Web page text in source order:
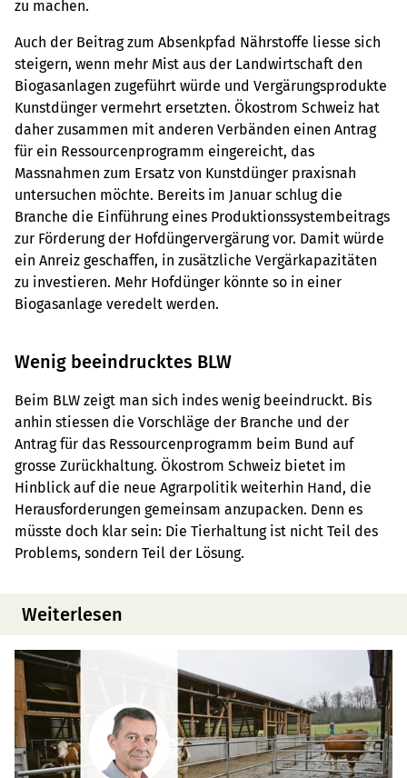
zu machen.
Auch der Beitrag zum Absenkpfad Nährstoffe liesse sich
steigern, wenn mehr Mist aus der Landwirtschaft den
Biogasanlagen zugeführt würde und Vergärungsprodukte
Kunstdünger vermehrt ersetzten. Ökostrom Schweiz hat
daher zusammen mit anderen Verbänden einen Antrag
für ein Ressourcenprogramm eingereicht, das
Massnahmen zum Ersatz von Kunstdünger praxisnah
untersuchen möchte. Bereits im Januar schlug die
Branche die Einführung eines Produktionssystembeitrags
zur Förderung der Hofdüngervergärung vor. Damit würde
ein Anreiz geschaffen, in zusätzliche Vergärkapazitäten
zu investieren. Mehr Hofdünger könnte so in einer
Biogasanlage veredelt werden.
Wenig beeindrucktes BLW
Beim BLW zeigt man sich indes wenig beeindruckt. Bis
anhin stiessen die Vorschläge der Branche und der
Antrag für das Ressourcenprogramm beim Bund auf
grosse Zurückhaltung. Ökostrom Schweiz bietet im
Hinblick auf die neue Agrarpolitik weiterhin Hand, die
Herausforderungen gemeinsam anzupacken. Denn es
müsste doch klar sein: Die Tierhaltung ist nicht Teil des
Problems, sondern Teil der Lösung.
Weiterlesen